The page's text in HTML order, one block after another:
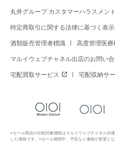
丸井グループ カスタマーハラスメン
特定商取引に関する法律に基づく表示
酒類販売管理者標識 高度管理医
マルイウェブチャネル出店のお問い
宅配買取サービス 宅配収納サ
※セール商品の比較対象価格はマルイウェブチャネル旧
した価格です。※セール期間中、予告なく価格が変更と